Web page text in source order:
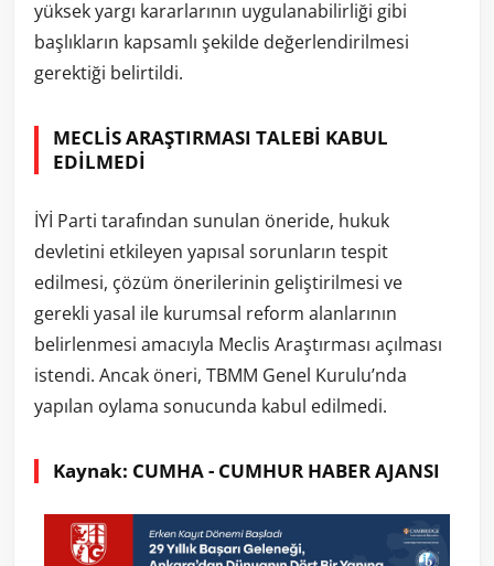
yüksek yargı kararlarının uygulanabilirliği gibi
başlıkların kapsamlı şekilde değerlendirilmesi
gerektiği belirtildi.
MECLİS ARAŞTIRMASI TALEBİ KABUL
EDİLMEDİ
İYİ Parti tarafından sunulan öneride, hukuk
devletini etkileyen yapısal sorunların tespit
edilmesi, çözüm önerilerinin geliştirilmesi ve
gerekli yasal ile kurumsal reform alanlarının
belirlenmesi amacıyla Meclis Araştırması açılması
istendi. Ancak öneri, TBMM Genel Kurulu’nda
yapılan oylama sonucunda kabul edilmedi.
Kaynak: CUMHA - CUMHUR HABER AJANSI